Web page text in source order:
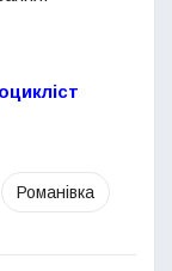
Романівка